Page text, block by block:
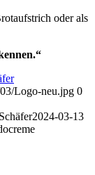
oder als
Logo-neu.jpg 0
2024-03-13